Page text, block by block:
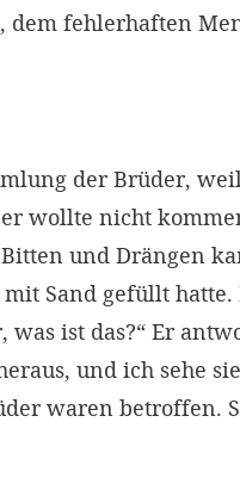
fehlerhaften
der Brüder,
wollte nicht
und Drängen
Sand gefüllt hatte.
ist das?“ Er
und ich sehe
waren betroffen.